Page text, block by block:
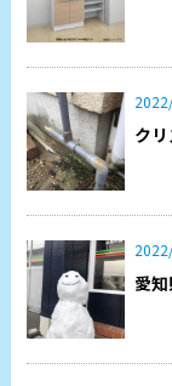
ク
愛